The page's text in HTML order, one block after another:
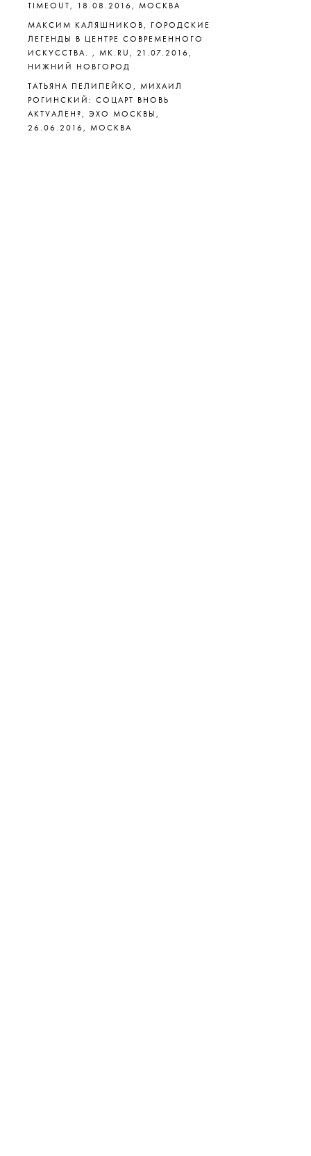
TIMEOUT, 18.08.2016, МОСКВА
МАКСИМ КАЛЯШНИКОВ, ГОРОДСКИЕ
ЛЕГЕНДЫ В ЦЕНТРЕ СОВРЕМЕННОГО
ИСКУССТВА. , МК.RU, 21.07.2016,
НИЖНИЙ НОВГОРОД
ТАТЬЯНА ПЕЛИПЕЙКО, МИХАИЛ
РОГИНСКИЙ: СОЦАРТ ВНОВЬ
АКТУАЛЕН?, ЭХО МОСКВЫ,
26.06.2016, МОСКВА